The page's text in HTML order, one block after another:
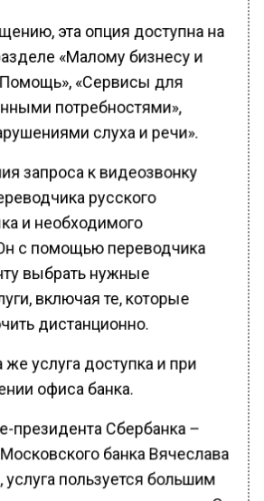
эта опция доступна на
«Малому бизнесу и
«Сервисы для
потребностями»,
слуха и речи».
запроса к видеозвонку
русского
и необходимого
с помощью переводчика
выбрать нужные
включая те, которые
дистанционно.
же услуга доступка и при
офиса банка.
президента Сбербанка –
банка Вячеслава
пользуется большим